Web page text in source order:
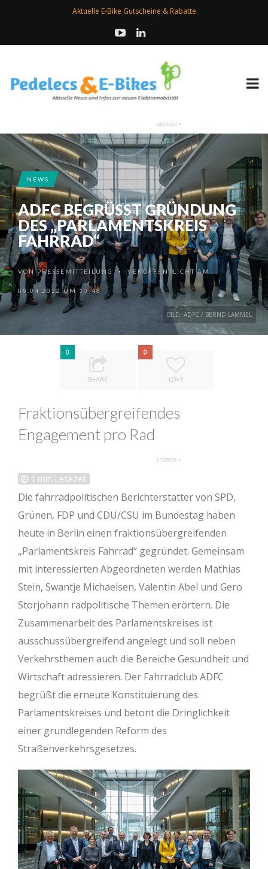
Aktuelle E-Bike Gutscheine & Rabatte
BILD: ADFC / BERND LAMMEL
NEWS
ADFC BEGRÜSST GRÜNDUNG D
ES „PARLAMENTSKREIS F
AHRRAD“
VONPRESSEMITTEILUNG • VERÖFFENTLICHT AM
08.04.2022 UM 10:48
0
SHARE
0
LOVE
Fraktionsübergreifendes
Engagement pro Rad
1 min Lesezeit
Die fahrradpolitischen Berichterstatter von SPD,
Grünen, FDP und CDU/CSU im Bundestag haben
heute in Berlin einen fraktionsübergreifenden
„Parlamentskreis Fahrrad“ gegründet. Gemeinsam
mit interessierten Abgeordneten werden Mathias
Stein, Swantje Michaelsen, Valentin Abel und Gero
Storjohann radpolitische Themen erörtern. Die
Zusammenarbeit des Parlamentskreises ist
ausschussübergreifend angelegt und soll neben
Verkehrsthemen auch die Bereiche Gesundheit und
Wirtschaft adressieren. Der Fahrradclub ADFC
begrüßt die erneute Konstituierung des
Parlamentskreises und betont die Dringlichkeit
einer grundlegenden Reform des
Straßenverkehrsgesetzes.